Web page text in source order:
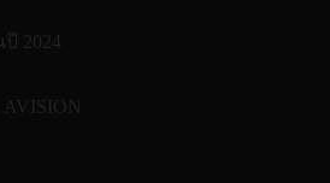
2024